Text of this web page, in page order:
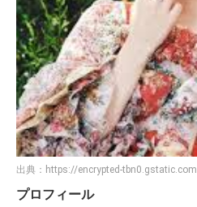
出典： https://encrypted-tbn0.gstatic.com
プロフィール